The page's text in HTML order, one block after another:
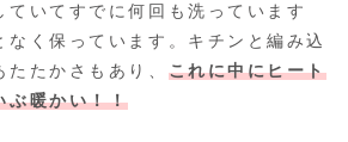
ていてすでに何回も洗っています
なく保っています。キチンと編み込
たかさもあり、 これに中にヒート
ぶ暖かい！！